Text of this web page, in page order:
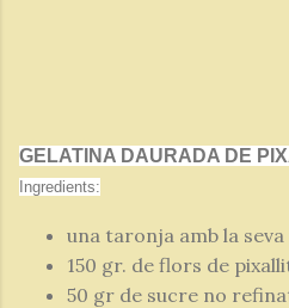
GELATINA DAURADA DE
Ingredients:
una taronja amb la seva
150 gr. de flors de
50 gr de sucre no